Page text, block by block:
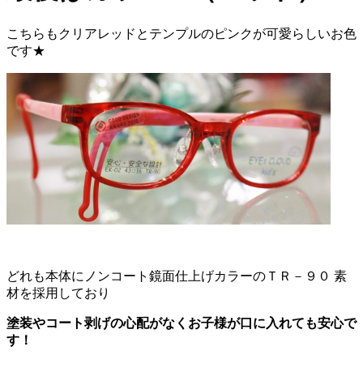
こちらもクリアレッドとテンプルのピンクが可愛らしいお色
です★
どれも本体にノンコート鏡面仕上げカラーのＴＲ－９０ 素
材を採用しており
塗装やコート剥げの心配がなくお子様が口に入れても安心で
す！